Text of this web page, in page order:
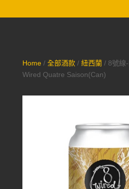
Home/ 全部酒款/ 紐西蘭/ 8號線-
Wired Quatre Saison(Can)